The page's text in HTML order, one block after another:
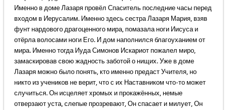
Именно в доме Лазаря провёл Спаситель последние часы перед
входом в Иерусалим. Именно здесь сестра Лазаря Мария, взяв
фунт нардового драгоценного мира, помазала ноги Иисуса и
отёрла волосами ноги Его. И дом наполнился благоуханием от
мира. Именно тогда Иуда Симонов Искариот пожалел миро,
замаскировав свою жадность заботой о нищих. Уже в доме
Лазаря можно было понять, кто именно предаст Учителя, но
никто из учеников не верит, что с их Наставником что-то может
случиться. Он исцеляет хромых и прокажённых, немые
отверзают уста, слепые прозревают, Он спасает и милует, Он